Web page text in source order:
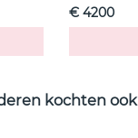
€ 4200
kochten ook